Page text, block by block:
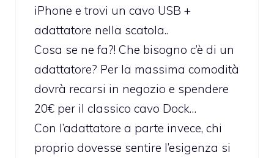
iPhone e trovi un cavo USB +
adattatore nella scatola..
Cosa se ne fa?! Che bisogno c’è di un
adattatore? Per la massima comodità
dovrà recarsi in negozio e spendere
20€ per il classico cavo Dock…
Con l’adattatore a parte invece, chi
proprio dovesse sentire l’esigenza si